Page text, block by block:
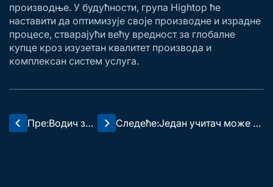
производње. У будућности, група Hightop ће
наставити да оптимизује своје производне и израдне
процесе, стварајући већу вредност за глобалне
купце кроз изузетан квалитет производа и
комплексан систем услуга.
Пре:Водич за
Следеће:Један учитач може д